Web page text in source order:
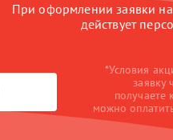
При оформлении заявки на
действует
*Условия
заявку
можно